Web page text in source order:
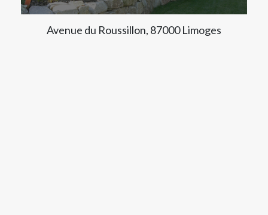
Avenue du Roussillon, 87000 Limoges